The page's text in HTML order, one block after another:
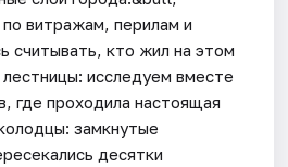
витражам, перилам и
считывать, кто жил на этом
исследуем вместе
где проходила настоящая
замкнутые
десятки